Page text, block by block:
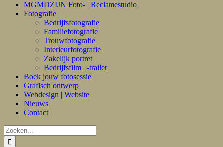
MGMDZIJN Foto- | Reclamestudio
Fotografie
Bedrijfsfotografie
Familiefotografie
Trouwfotografie
Interieurfotografie
Zakelijk portret
Bedrijfsfilm | -trailer
Boek jouw fotosessie
Grafisch ontwerp
Webdesign | Website
Nieuws
Contact
Zoeken
naar: